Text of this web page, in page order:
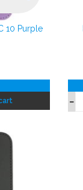
10 Purple